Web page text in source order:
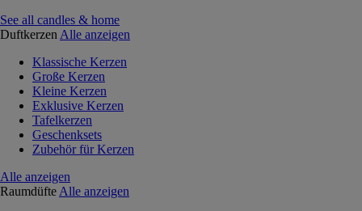
See all candles & home
Duftkerzen Alle anzeigen
Klassische Kerzen
Große Kerzen
Kleine Kerzen
Exklusive Kerzen
Tafelkerzen
Geschenksets
Zubehör für Kerzen
Alle anzeigen
Raumdüfte Alle anzeigen